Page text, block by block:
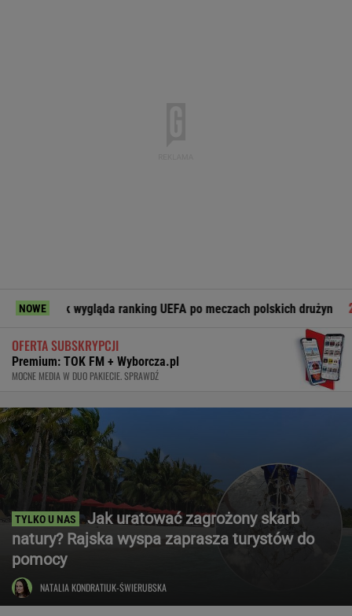
NOWEranking UEFA po meczach polskich drużyn Demolka
OFERTA SUBSKRYPCJI
Premium: TOK FM + Wyborcza.pl
MOCNE MEDIA W DUO PAKIECIE. SPRAWDŹ
Jak uratować zagrożony skarb
natury? Rajska wyspa zaprasza turystów do
pomocy
NATALIA KONDRATIUK-ŚWIERUBSKA